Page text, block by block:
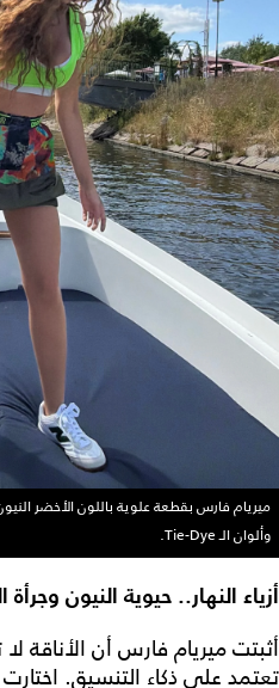
ميريام فارس بقطعة علوية باللون الأخضر
وألوان الـ Tie-Dye.
أزياء النهار.. حيوية النيون
أثبتت ميريام فارس أن الأناقة
تعتمد على ذكاء التنسيق.